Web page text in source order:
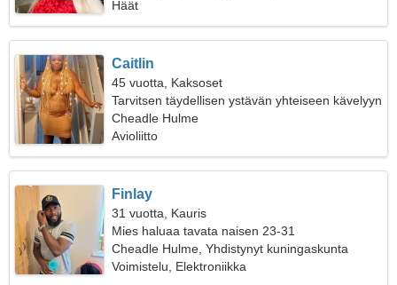
Häät
Caitlin
45 vuotta, Kaksoset
Tarvitsen täydellisen ystävän yhteiseen kävelyyn
Cheadle Hulme
Avioliitto
Finlay
31 vuotta, Kauris
Mies haluaa tavata naisen 23-31
Cheadle Hulme, Yhdistynyt kuningaskunta
Voimistelu, Elektroniikka